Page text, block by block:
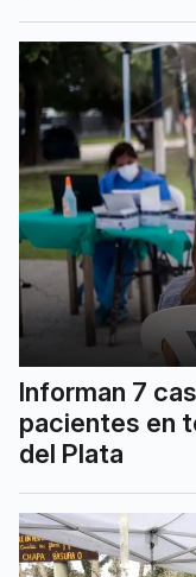
Informan 7
pacientes en
del Plata